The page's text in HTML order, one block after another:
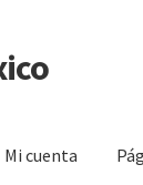
Mi cuenta